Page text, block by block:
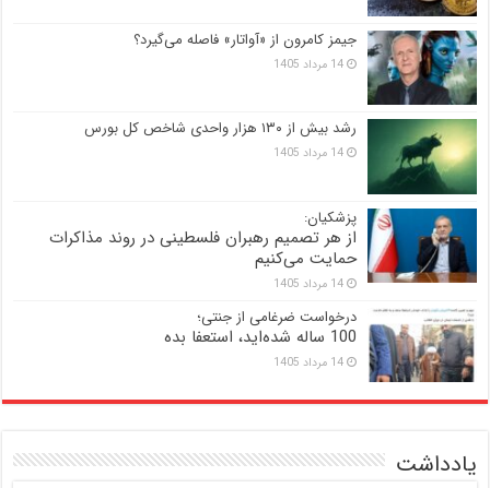
جیمز کامرون از «آواتار» فاصله می‌گیرد؟
14 مرداد 1405
رشد بیش از ۱۳۰ هزار واحدی شاخص کل بورس
14 مرداد 1405
پزشکیان:
از هر تصمیم رهبران فلسطینی در روند مذاکرات
حمایت می‌کنیم
14 مرداد 1405
درخواست ضرغامی از جنتی؛
100 ساله شده‌اید، استعفا بده
14 مرداد 1405
یادداشت